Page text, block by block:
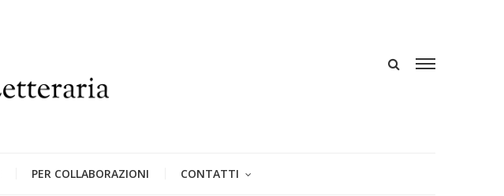
PER COLLABORAZIONI CONTATTI